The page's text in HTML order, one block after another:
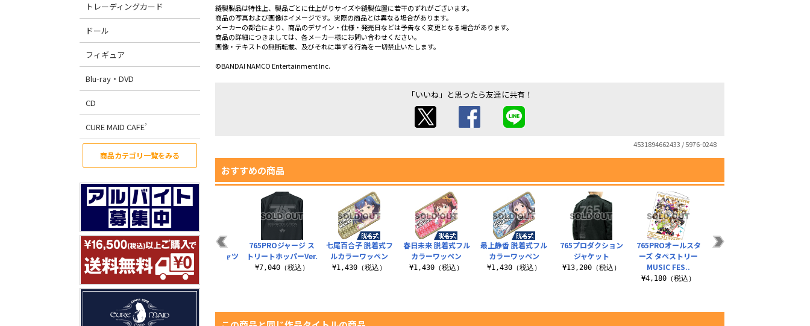
トレーディングカード
ドール
フィギュア
Blu-ray・DVD
CD
CURE MAID CAFE’
商品カテゴリ一覧をみる
縫製製品は特性上、製品ごとに仕上がりサイズや縫製位置に若干のずれがございます。
商品の写真および画像はイメージです。実際の商品とは異なる場合があります。
メーカーの都合により、商品のデザイン・仕様・発売日などは予告なく変更となる場合があります。
商品の詳細につきましては、各メーカー様にお問い合わせください。
画像・テキストの無断転載、及びそれに準ずる行為を一切禁止いたします。
©BANDAI NAMCO Entertainment Inc.
「いいね」と思ったら友達に共有！
4531894662433 / 5976-0248
おすすめの商品
春日未来 脱着式フル
カラーワッペン
¥1,430（税込）
最上静香 脱着式フル
カラーワッペン
¥1,430（税込）
765プロダクション
ジャケット
¥13,200（税込）
765PROオールスタ
ーズ タペストリー
MUSIC FES..
¥4,180（税込）
横山奈緒 脱着式フル
伊吹翼 脱着式フルカ
ラーワッペン
¥1,430（税込）
横山奈緒の
HARAPEKO Tシャツ
¥3,190（税込）
765PROジャージ ス
トリートホッパーVer.
¥7,040（税込）
七尾百合子 脱着式フ
ルカラーワッペン
¥1,430（税込）